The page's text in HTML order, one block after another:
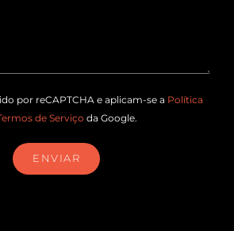
por reCAPTCHA e aplicam-se a Política
de Serviço da Google.
ENVIAR